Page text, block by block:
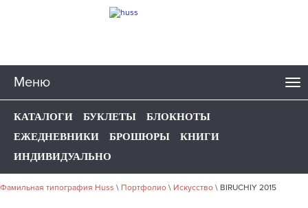
Меню
КАТАЛОГИ БУКЛЕТЫ
БЛОКНОТЫ
ЕЖЕДНЕВНИКИ
БРОШЮРЫ
КНИГИ
ИНДИВИДУАЛЬНО
Фамильная типография Huss \ Портфолио \ Искусство \ BIRUCHIY 2015